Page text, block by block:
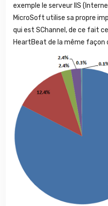
exemple le serveur IIS
MicroSoft utilise sa propre
qui est SChannel, de ce fait
HeartBeat de la même façon